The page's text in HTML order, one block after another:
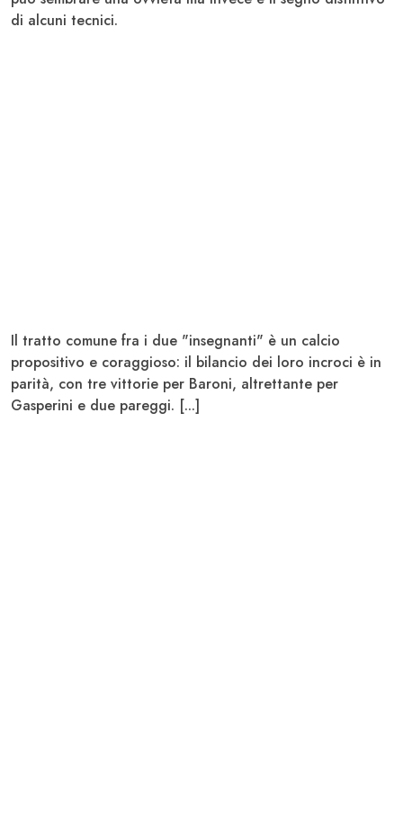
di alcuni tecnici.
Il tratto comune fra i due "insegnanti" è un calcio
propositivo e coraggioso: il bilancio dei loro incroci è in
parità, con tre vittorie per Baroni, altrettante per
Gasperini e due pareggi. [...]